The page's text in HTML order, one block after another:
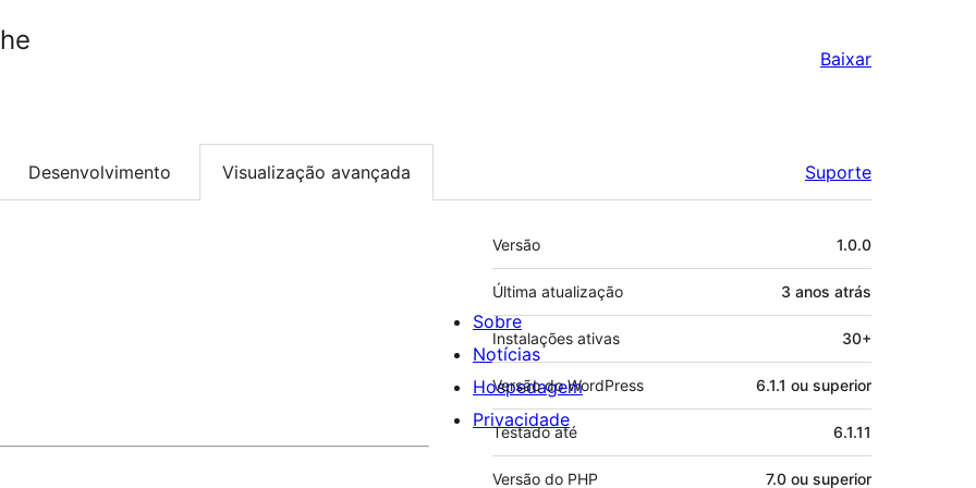
Baixar
Desenvolvimento Visualização avançada Suporte
Meta
Versão 1.0.0
Última atualização 3 anos atrás
Instalações ativas 30+
Versão do WordPress 6.1.1 ou superior
Testado até 6.1.11
Versão do PHP 7.0 ou superior
Sobre
Notícias
Hospedagem
Privacidade